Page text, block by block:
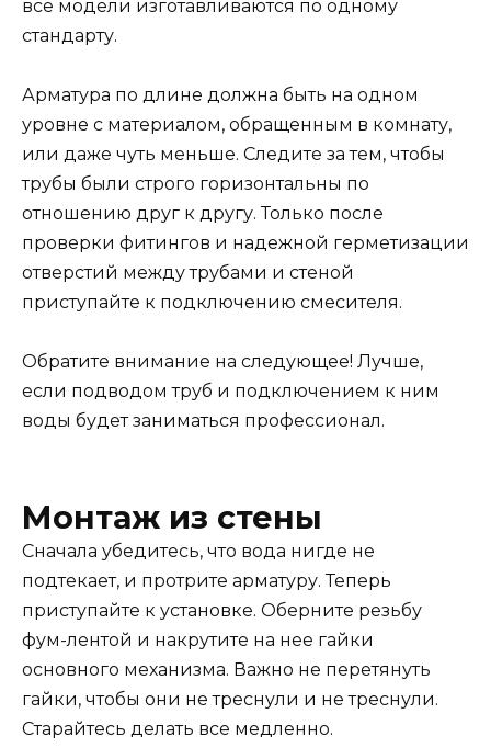
все модели изготавливаются по одному
стандарту.
Арматура по длине должна быть на одном
уровне с материалом, обращенным в комнату,
или даже чуть меньше. Следите за тем, чтобы
трубы были строго горизонтальны по
отношению друг к другу. Только после
проверки фитингов и надежной герметизации
отверстий между трубами и стеной
приступайте к подключению смесителя.
Обратите внимание на следующее! Лучше,
если подводом труб и подключением к ним
воды будет заниматься профессионал.
Монтаж из стены
Сначала убедитесь, что вода нигде не
подтекает, и протрите арматуру. Теперь
приступайте к установке. Оберните резьбу
фум-лентой и накрутите на нее гайки
основного механизма. Важно не перетянуть
гайки, чтобы они не треснули и не треснули.
Старайтесь делать все медленно.